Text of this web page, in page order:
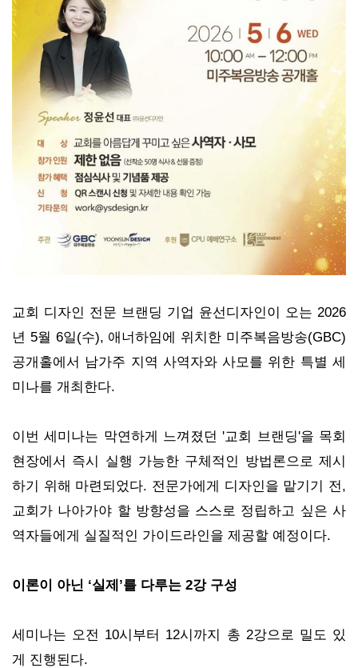
교회 디자인 전문 브랜딩 기업 윤선디자인이 오는 2026
년 5월 6일(수), 애너하임에 위치한 미주복음방송(GBC)
공개홀에서 남가주 지역 사역자와 사모를 위한 특별 세
미나를 개최한다.
이번 세미나는 막연하게 느껴졌던 '교회 브랜딩'을 목회
현장에서 즉시 실행 가능한 구체적인 방법론으로 제시
하기 위해 마련되었다. 전문가에게 디자인을 맡기기 전,
교회가 나아가야 할 방향성을 스스로 정립하고 싶은 사
역자들에게 실질적인 가이드라인을 제공할 예정이다.
이론이 아닌 ‘실제’를 다루는 2강 구성
세미나는 오전 10시부터 12시까지 총 2강으로 밀도 있
게 진행된다.